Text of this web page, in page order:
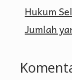
Hukum
Jumlah